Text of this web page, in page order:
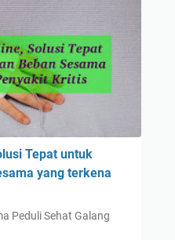
Tepat untuk
yang terkena
Peduli Sehat Galang